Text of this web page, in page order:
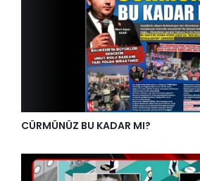
CÜRMÜNÜZ BU KADAR MI?